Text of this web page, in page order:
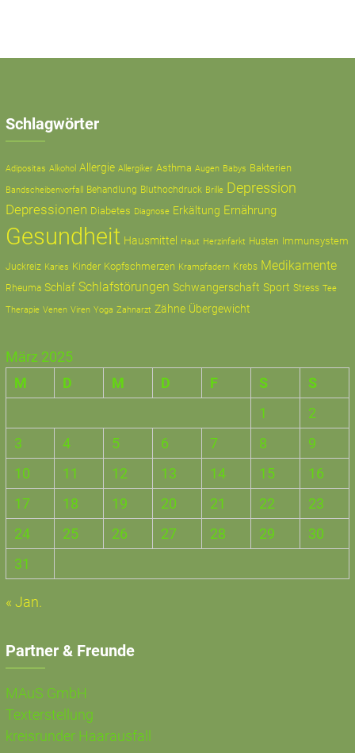
Schlagwörter
Adipositas Alkohol Allergie Allergiker Asthma Augen Babys Bakterien
Bandscheibenvorfall Behandlung Bluthochdruck Brille Depression
Depressionen Diabetes Diagnose Erkältung Ernährung
Gesundheit Hausmittel Haut Herzinfarkt Husten Immunsystem
Juckreiz Karies Kinder Kopfschmerzen Krampfadern Krebs Medikamente
Rheuma Schlaf Schlafstörungen Schwangerschaft Sport Stress Tee
Therapie Venen Viren Yoga Zahnarzt Zähne Übergewicht
März 2025
M
D M D F S
S
1
2
3
4 5 6 7 8
9
10
11 12 13 14 15
16
17
18 19 20 21 22
23
24
25 26 27 28 29
30
31
« Jan.
Partner & Freunde
MAuS GmbH
Texterstellung
kreisrunder Haarausfall